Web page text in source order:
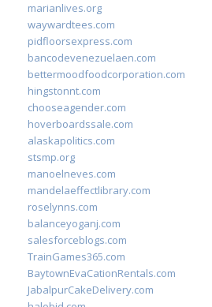
marianlives.org
waywardtees.com
pidfloorsexpress.com
bancodevenezuelaen.com
bettermoodfoodcorporation.com
hingstonnt.com
chooseagender.com
hoverboardssale.com
alaskapolitics.com
stsmp.org
manoelneves.com
mandelaeffectlibrary.com
roselynns.com
balanceyoganj.com
salesforceblogs.com
TrainGames365.com
BaytownEvaCationRentals.com
JabalpurCakeDelivery.com